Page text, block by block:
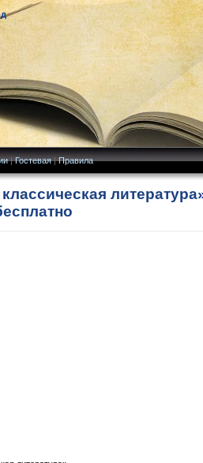
|Гостевая|Правила